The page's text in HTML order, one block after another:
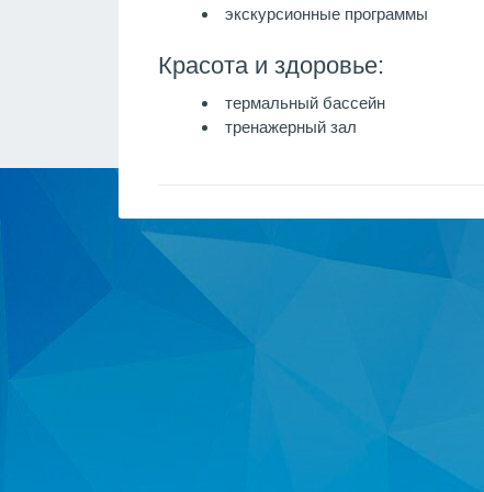
экскурсионные программы
Красота и здоровье:
термальный бассейн
тренажерный зал